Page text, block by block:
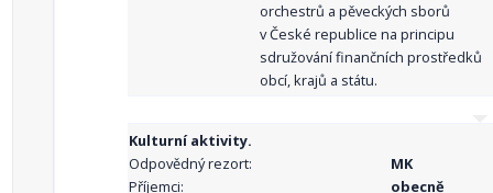
orchestrů a pěveckých sborů
v České republice na principu
sdružování finančních prostředků
obcí, krajů a státu.
Kulturní aktivity.
Odpovědný rezort:
MK
Příjemci:
obecně